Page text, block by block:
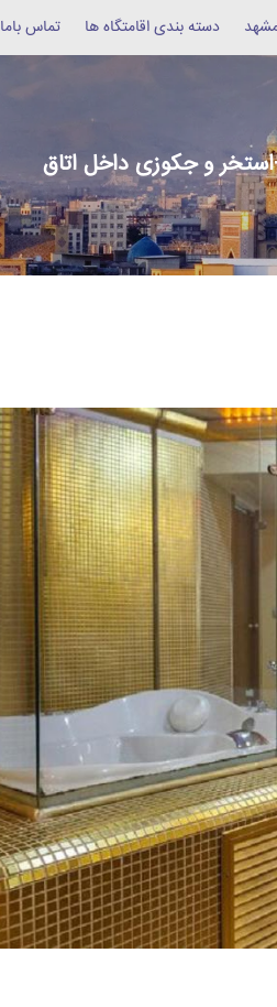
دسته بندی اقامتگاه ها تماس باما
و جکوزی داخل اتاق